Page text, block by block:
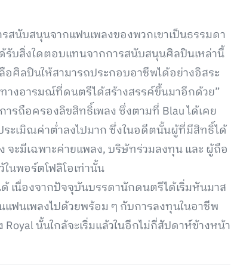
นับสนุนจากแฟนเพลงของพวกเขาเป็นธรรมดา
รับสิ่งใดตอบแทนจากการสนับสนุนศิลปินเหล่านี้
ลือศิลปินให้สามารถประกอบอาชีพได้อย่างอิสระ
างอารมณ์ที่ดนตรีได้สร้างสรรค์ขึ้นมาอีกด้วย”
ถือครองลิขสิทธิ์เพลง ซึ่งตามที่ Blau ได้เคย
ระเมิณค่าต่ำลงไปมาก ซึ่งในอดีตนั้นผู้ที่มีสิทธิ์ได้
จะมีเฉพาะค่ายแพลง, บริษัทร่วมลงทุน และ ผู้ถือ
พอร์ตโฟลิโอเท่านั้น
ด้ เนื่องจากปัจจุบันบรรดานักดนตรีได้เริ่มหันมาส
แฟนเพลงไปด้วยพร้อม ๆ กับการลงทุนในอาชีพ
นั้นใกล้จะเริ่มแล้วในอีกไม่กี่สัปดาห์ข้างหน้า